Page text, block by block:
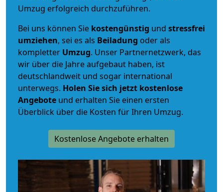
Umzug erfolgreich durchzuführen.
Bei uns können Sie kostengünstig und stressfrei
umziehen, sei es als Beiladung oder als
kompletter Umzug. Unser Partnernetzwerk, das
wir über die Jahre aufgebaut haben, ist
deutschlandweit und sogar international
unterwegs. Holen Sie sich jetzt kostenlose
Angebote und erhalten Sie einen ersten
Überblick über die Kosten für Ihren Umzug.
Kostenlose Angebote erhalten